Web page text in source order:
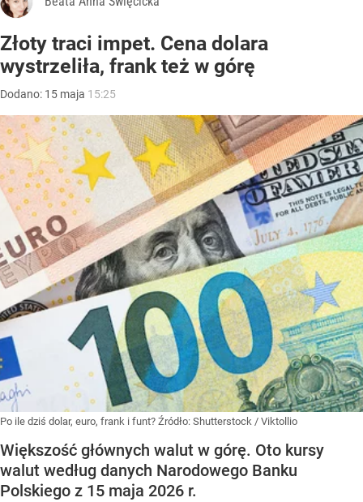
Złoty traci impet. Cena dolara
wystrzeliła, frank też w górę
Dodano: 15 maja 15:25
Po ile dziś dolar, euro, frank i funt? Źródło: Shutterstock / Viktollio
Większość głównych walut w górę. Oto kursy
walut według danych Narodowego Banku
Polskiego z 15 maja 2026 r.